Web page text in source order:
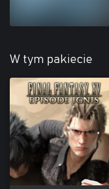
W tym pakiecie